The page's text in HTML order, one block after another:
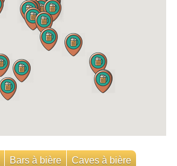
Bars à bière Caves à bière